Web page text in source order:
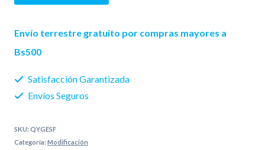
Esfera
Envío terrestre gratuito por compras mayores a
Bs500
Satisfacción Garantizada
Envíos Seguros
SKU:QYGESF
Categoría:Modificación